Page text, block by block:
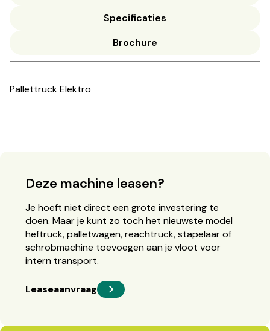
Specificaties
Brochure
Pallettruck Elektro
Deze machine leasen?
Je hoeft niet direct een grote investering te
doen. Maar je kunt zo toch het nieuwste model
heftruck, palletwagen, reachtruck, stapelaar of
schrobmachine toevoegen aan je vloot voor
intern transport.
Leaseaanvraag